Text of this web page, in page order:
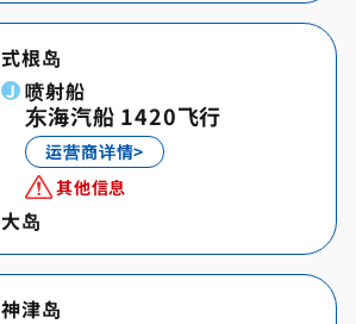
式根岛
喷射船
东海汽船 1420飞行
运营商详情>
其他信息
大岛
神津岛